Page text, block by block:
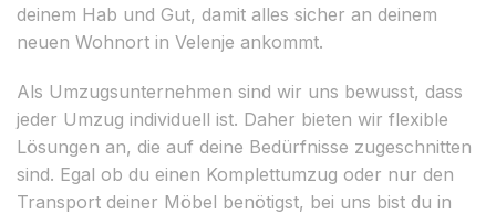
deinem Hab und Gut, damit alles sicher an deinem
neuen Wohnort in Velenje ankommt.
Als Umzugsunternehmen sind wir uns bewusst, dass
jeder Umzug individuell ist. Daher bieten wir flexible
Lösungen an, die auf deine Bedürfnisse zugeschnitten
sind. Egal ob du einen Komplettumzug oder nur den
Transport deiner Möbel benötigst, bei uns bist du in